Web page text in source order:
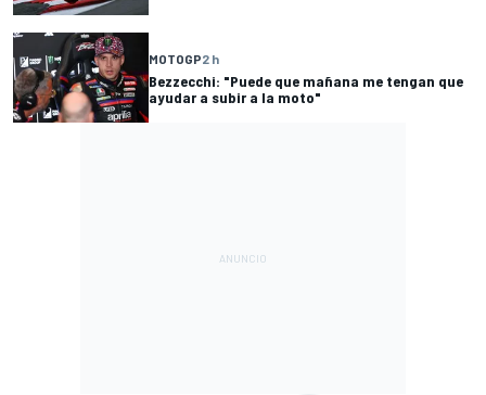
MOTOGP2 h
Bezzecchi: "Puede que mañana me tengan que
ayudar a subir a la moto"